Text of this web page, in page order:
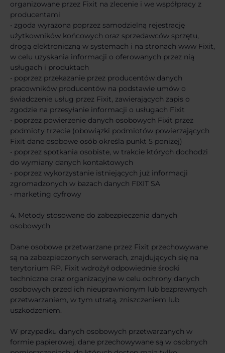
organizowane przez Fixit na zlecenie i we współpracy z
producentami
• zgoda wyrażona poprzez samodzielną rejestrację
użytkowników końcowych oraz sprzedawców sprzętu,
drogą elektroniczną w systemach i na stronach www Fixit,
w celu uzyskania informacji o oferowanych przez nią
usługach i produktach
• poprzez przekazanie przez producentów danych
pracowników producentów na podstawie umów o
świadczenie usług przez Fixit, zawierających zapis o
zgodzie na przesyłanie informacji o usługach Fixit
• poprzez powierzenie danych osobowych Fixit przez
podmioty trzecie (obowiązki podmiotów powierzających
Fixit dane osobowe osób określa punkt 5 poniżej)
• poprzez spotkania osobiste, w trakcie których dochodzi
do wymiany danych kontaktowych
• poprzez wykorzystanie istniejących już informacji
zgromadzonych w bazach danych FIXIT SA
• marketing cyfrowy
4. Metody stosowane do zabezpieczenia danych
osobowych
Dane osobowe przetwarzane przez Fixit przechowywane
są na zabezpieczonych serwerach, znajdujących się na
terytorium RP. Fixit wdrożył odpowiednie środki
techniczne oraz organizacyjne w celu ochrony danych
osobowych przed ich nieuprawnionym lub bezprawnych
przetwarzaniem, w tym utratą, zniszczeniem lub
uszkodzeniem.
W przypadku danych osobowych przetwarzanych w
formie papierowej, dane przechowywane są w osobnych